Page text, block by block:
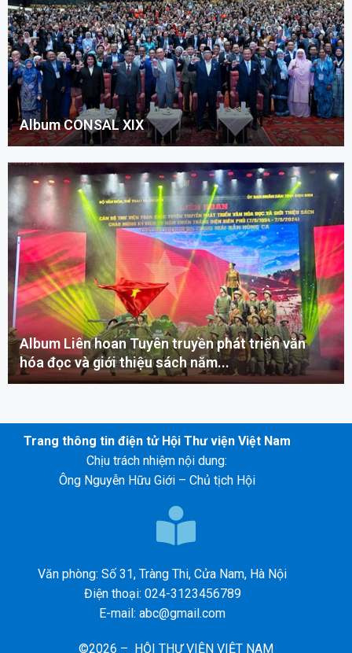
Album CONSAL XIX
Album Liên hoan Tuyên truyền phát triển văn
hóa đọc và giới thiệu sách năm...
Trang thông tin điện tử Hội Thư viện Việt Nam
Chịu trách nhiệm nội dung:
Ông Nguyễn Hữu Giới – Chủ tịch Hội
Văn phòng: Số 31, Tràng Thi, Cửa Nam, Hà Nội
Điện thoại: 024-3123456789
E-mail: abc@gmail.com
©2026 – HỘI THƯ VIỆN VIỆT NAM